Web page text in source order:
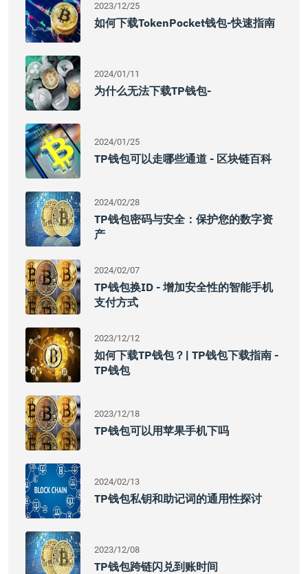
2023/12/25
如何下载TokenPocket钱包-快速指南
2024/01/11
为什么无法下载TP钱包-
2024/01/25
TP钱包可以走哪些通道 - 区块链百科
2024/02/28
TP钱包密码与安全：保护您的数字资
产
2024/02/07
TP钱包换ID - 增加安全性的智能手机
支付方式
2023/12/12
如何下载TP钱包？| TP钱包下载指南 -
TP钱包
2023/12/18
TP钱包可以用苹果手机下吗
2024/02/13
TP钱包私钥和助记词的通用性探讨
2023/12/08
TP钱包跨链闪兑到账时间